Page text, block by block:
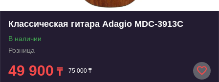
Классическая гитара Adagio MDC-3913C
В наличии
Розница
49 900 ₸ 75 000 ₸